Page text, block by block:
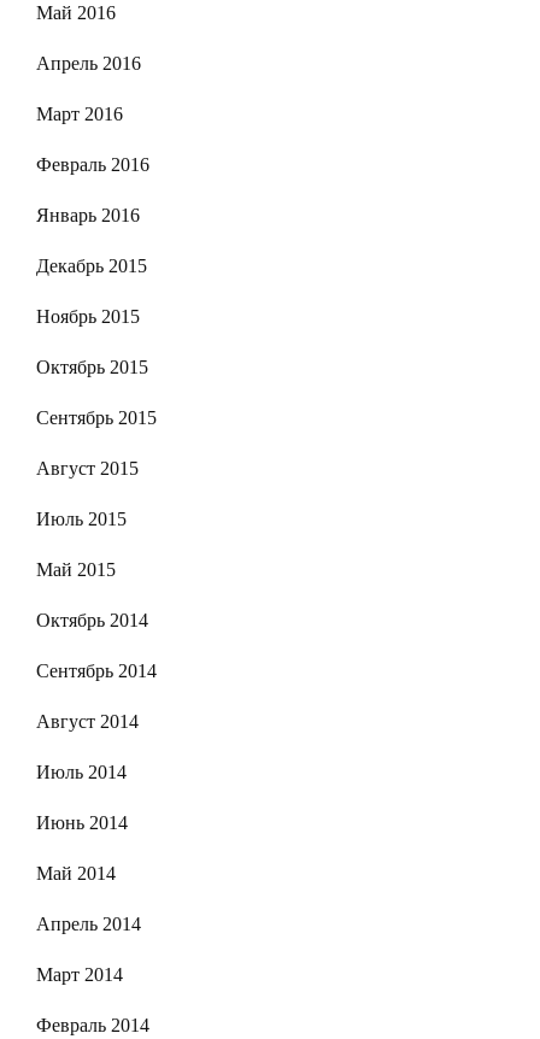
Май 2016
Апрель 2016
Март 2016
Февраль 2016
Январь 2016
Декабрь 2015
Ноябрь 2015
Октябрь 2015
Сентябрь 2015
Август 2015
Июль 2015
Май 2015
Октябрь 2014
Сентябрь 2014
Август 2014
Июль 2014
Июнь 2014
Май 2014
Апрель 2014
Март 2014
Февраль 2014